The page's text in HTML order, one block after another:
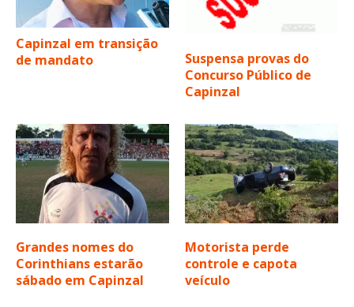
Capinzal em transição
de mandato
Suspensa provas do
Concurso Público de
Capinzal
Grandes nomes do
Corinthians estarão
sábado em Capinzal
Motorista perde
controle e capota
veículo